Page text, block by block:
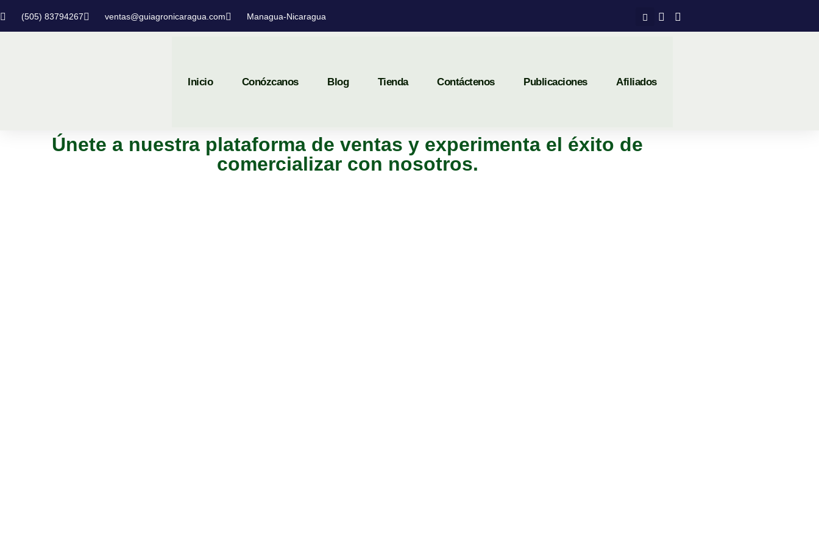
(505) 83794267 ventas@guiagronicaragua.com Managua-Nicaragua
Inicio Conózcanos Blog Tienda Contáctenos Publicaciones Afiliados
Únete a nuestra plataforma de ventas y experimenta el éxito de
comercializar con nosotros.